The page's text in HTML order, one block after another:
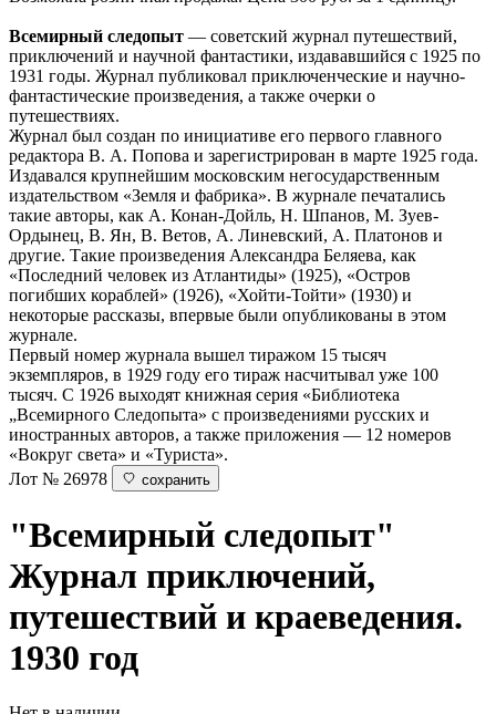
Всемирный следопыт — советский журнал путешествий,
приключений и научной фантастики, издававшийся с 1925 по
1931 годы. Журнал публиковал приключенческие и научно-
фантастические произведения, а также очерки о
путешествиях.
Журнал был создан по инициативе его первого главного
редактора В. А. Попова и зарегистрирован в марте 1925 года.
Издавался крупнейшим московским негосударственным
издательством «Земля и фабрика». В журнале печатались
такие авторы, как А. Конан-Дойль, Н. Шпанов, М. Зуев-
Ордынец, В. Ян, В. Ветов, А. Линевский, А. Платонов и
другие. Такие произведения Александра Беляева, как
«Последний человек из Атлантиды» (1925), «Остров
погибших кораблей» (1926), «Хойти-Тойти» (1930) и
некоторые рассказы, впервые были опубликованы в этом
журнале.
Первый номер журнала вышел тиражом 15 тысяч
экземпляров, в 1929 году его тираж насчитывал уже 100
тысяч. С 1926 выходят книжная серия «Библиотека
„Всемирного Следопыта» с произведениями русских и
иностранных авторов, а также приложения — 12 номеров
«Вокруг света» и «Туриста».
Лот № 26978
сохранить
"Всемирный следопыт"
Журнал приключений,
путешествий и краеведения.
1930 год